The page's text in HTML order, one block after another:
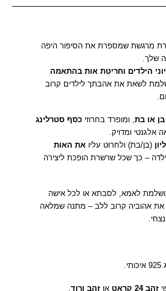
מרגשת שמספרת את הסיפור היפה
שלך.
הילדים וחריטת אות בהתאמה
לשאת את אהבתך לילדים קרוב
בן או בת, ומופרד בחרוזי כסף סטרלינג
אלגנטי ומדויק.
(בן/בת) ולחרוט עליו את האות
– כך שכל שרשרת הופכת ליצירה
לאמא, לסבתא או לכל אישה
אהוביה קרוב ללב – מתנה שמלאה
זהב 24 קראט או זהב ורוד.